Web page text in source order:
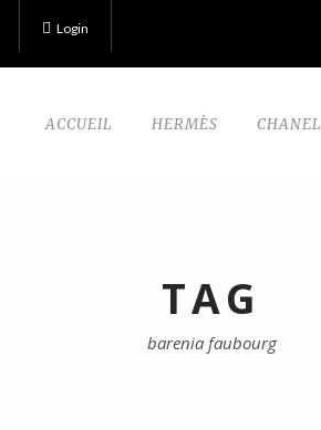
Login
ACCUEIL HERMÈS CHANEL
TAG
barenia faubourg